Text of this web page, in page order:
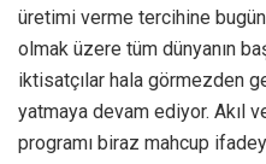
üretimi verme tercihine
olmak üzere tüm dünyanın
iktisatçılar hala görmezden
yatmaya devam ediyor. Akıl
programı biraz mahcup